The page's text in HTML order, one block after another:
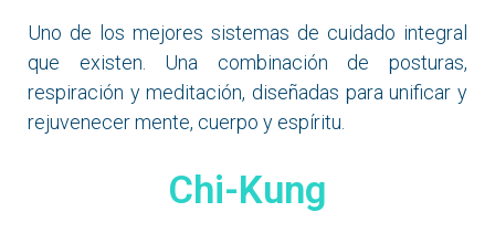
Uno de los mejores sistemas de cuidado integral
que existen. Una combinación de posturas,
respiración y meditación, diseñadas para unificar y
rejuvenecer mente, cuerpo y espíritu.
Chi-Kung